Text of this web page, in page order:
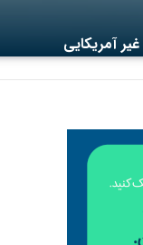
غیر آمریکایی